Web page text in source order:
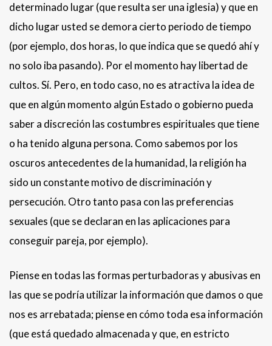
determinado lugar (que resulta ser una iglesia) y que en
dicho lugar usted se demora cierto periodo de tiempo
(por ejemplo, dos horas, lo que indica que se quedó ahí y
no solo iba pasando). Por el momento hay libertad de
cultos. Sí. Pero, en todo caso, no es atractiva la idea de
que en algún momento algún Estado o gobierno pueda
saber a discreción las costumbres espirituales que tiene
o ha tenido alguna persona. Como sabemos por los
oscuros antecedentes de la humanidad, la religión ha
sido un constante motivo de discriminación y
persecución. Otro tanto pasa con las preferencias
sexuales (que se declaran en las aplicaciones para
conseguir pareja, por ejemplo).
Piense en todas las formas perturbadoras y abusivas en
las que se podría utilizar la información que damos o que
nos es arrebatada; piense en cómo toda esa información
(que está quedado almacenada y que, en estricto